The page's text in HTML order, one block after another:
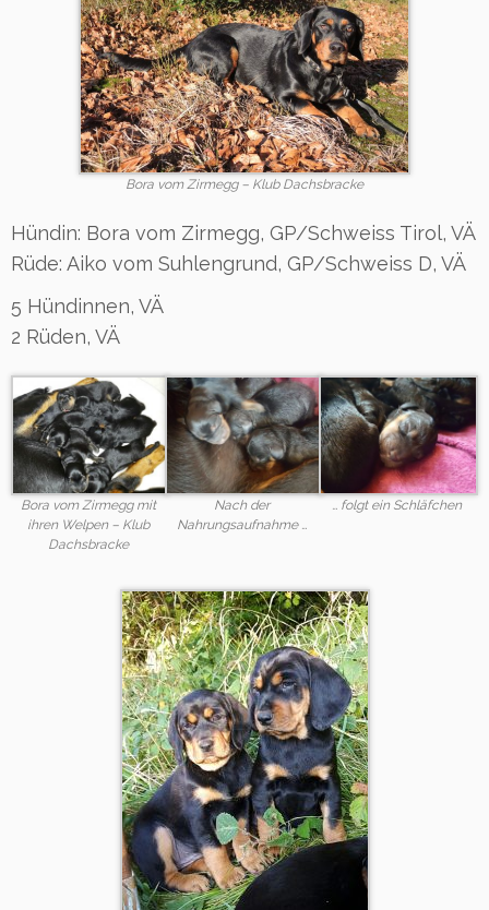
Bora vom Zirmegg – Klub Dachsbracke
Hündin: Bora vom Zirmegg, GP/Schweiss Tirol, VÄ
Rüde: Aiko vom Suhlengrund, GP/Schweiss D, VÄ
5 Hündinnen, VÄ
2 Rüden, VÄ
Bora vom Zirmegg mit
ihren Welpen – Klub
Dachsbracke
Nach der
Nahrungsaufnahme …
… folgt ein Schläfchen